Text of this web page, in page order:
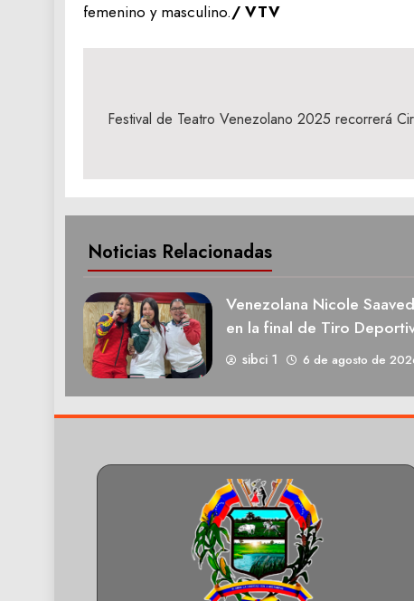
femenino y masculino./ VTV
de
Festival de Teatro Venezolano 2025 recorrerá
Noticias Relacionadas
Venezolana Nicole
en la final de Tiro
sibci 1 6 de agosto de